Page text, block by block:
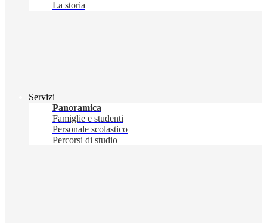
La storia
Servizi
Panoramica
Famiglie e studenti
Personale scolastico
Percorsi di studio